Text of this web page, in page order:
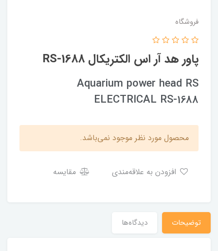
فروشگاه
پاور هد آر اس الکتریکال RS-1688
Aquarium power head RS
ELECTRICAL RS-1688
محصول مورد نظر موجود نمی‌باشد.
مقایسه
توضیحات دیدگاه‌ها